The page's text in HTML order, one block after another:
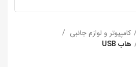
کامپیوتر و لوازم جانبی
هاب USB